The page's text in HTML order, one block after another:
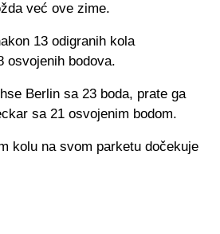
već ove zime.
13 odigranih kola
osvojenih bodova.
Berlin sa 23 boda, prate ga
sa 21 osvojenim bodom.
kolu na svom parketu dočekuje